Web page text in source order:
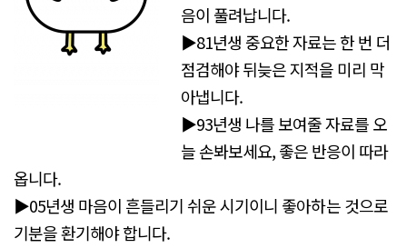
음이 풀려납니다.
▶81년생 중요한 자료는 한 번 더
점검해야 뒤늦은 지적을 미리 막
아냅니다.
▶93년생 나를 보여줄 자료를 오
늘 손봐보세요, 좋은 반응이 따라
옵니다.
▶05년생 마음이 흔들리기 쉬운 시기이니 좋아하는 것으로
기분을 환기해야 합니다.